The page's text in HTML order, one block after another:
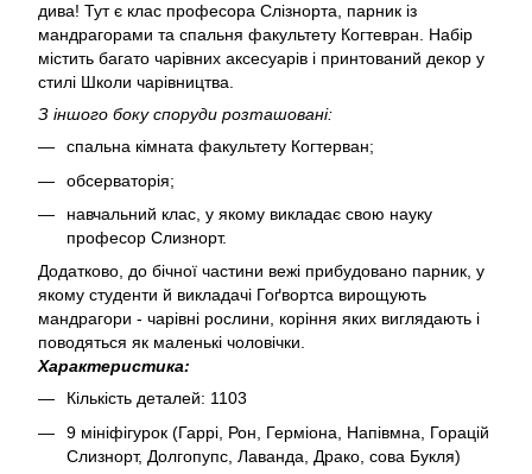
дива! Тут є клас професора Слізнорта, парник із
мандрагорами та спальня факультету Когтевран. Набір
містить багато чарівних аксесуарів і принтований декор у
стилі Школи чарівництва.
З іншого боку споруди розташовані:
спальна кімната факультету Когтерван;
обсерваторія;
навчальний клас, у якому викладає свою науку
професор Слизнорт.
Додатково, до бічної частини вежі прибудовано парник, у
якому студенти й викладачі Гоґвортса вирощують
мандрагори - чарівні рослини, коріння яких виглядають і
поводяться як маленькі чоловічки.
Характеристика:
Кількість деталей: 1103
9 мініфігурок (Гаррі, Рон, Герміона, Напівмна, Горацій
Слизнорт, Долгопупс, Лаванда, Драко, сова Букля)